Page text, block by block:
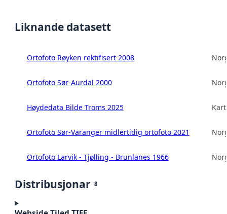
Liknande datasett
Ortofoto Røyken rektifisert 2008
Ortofoto Sør-Aurdal 2000
Høydedata Bilde Troms 2025
Ortofoto Sør-Varanger midlertidig ortofoto 2021
Ortofoto Larvik - Tjølling - Brunlanes 1966
Distribusjonar 8